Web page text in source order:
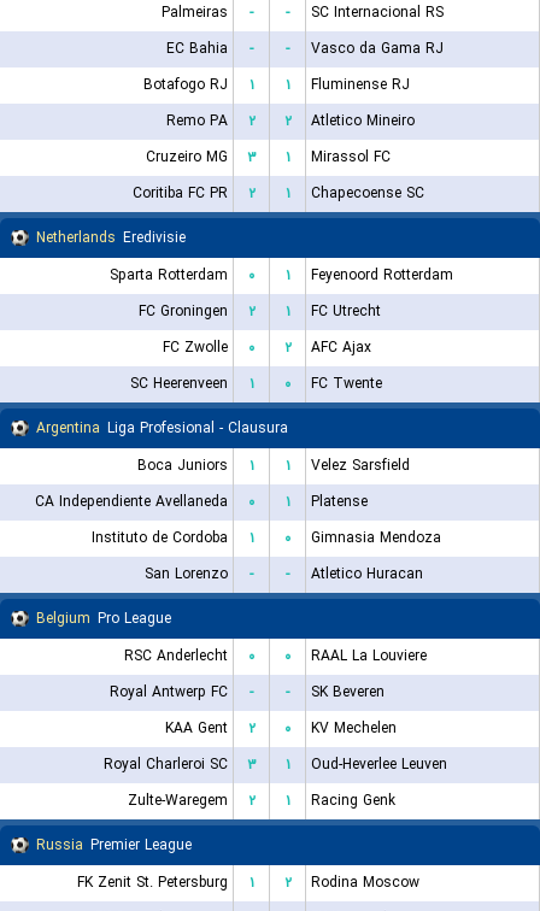
Palmeiras
- -
SC Internacional RS
EC Bahia
- -
Vasco da Gama RJ
Botafogo RJ
۱ ۱
Fluminense RJ
Remo PA
۲ ۲
Atletico Mineiro
Cruzeiro MG
۳ ۱
Mirassol FC
Coritiba FC PR
۲ ۱
Chapecoense SC
Netherlands Eredivisie
Sparta Rotterdam
۰ ۱
Feyenoord Rotterdam
FC Groningen
۲ ۱
FC Utrecht
FC Zwolle
۰ ۲
AFC Ajax
SC Heerenveen
۱ ۰
FC Twente
Argentina Liga Profesional - Clausura
Boca Juniors
۱ ۱
Velez Sarsfield
CA Independiente Avellaneda
۰ ۱
Platense
Instituto de Cordoba
۱ ۰
Gimnasia Mendoza
San Lorenzo
- -
Atletico Huracan
Belgium Pro League
RSC Anderlecht
۰ ۰
RAAL La Louviere
Royal Antwerp FC
- -
SK Beveren
KAA Gent
۲ ۰
KV Mechelen
Royal Charleroi SC
۳ ۱
Oud-Heverlee Leuven
Zulte-Waregem
۲ ۱
Racing Genk
Russia Premier League
FK Zenit St. Petersburg
۱ ۲
Rodina Moscow